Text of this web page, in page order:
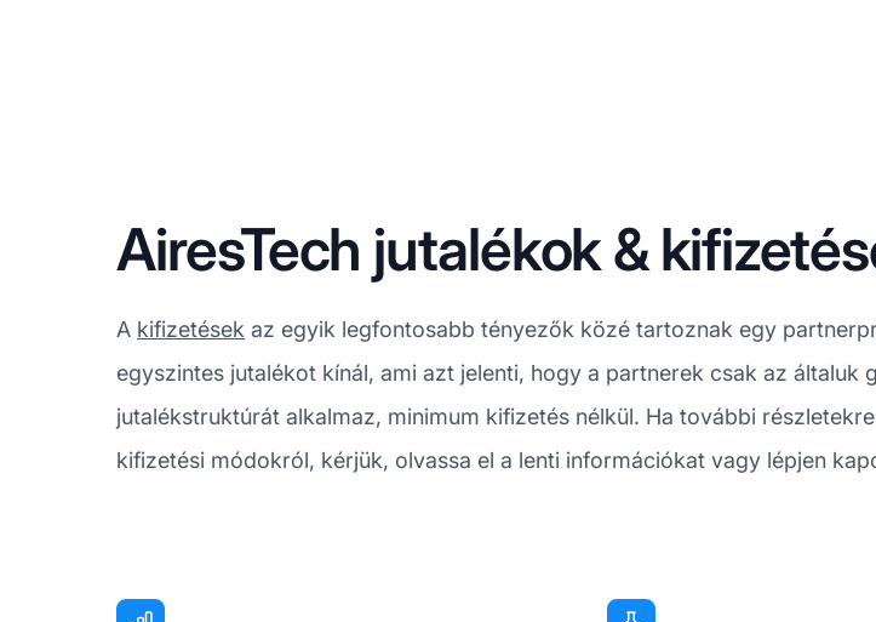
AiresTech jutalékok &
A kifizetések az egyik legfontosabb tényezők közé tartoznak egy
egyszintes jutalékot kínál, ami azt jelenti, hogy a partnerek csak az
jutalékstruktúrát alkalmaz, minimum kifizetés nélkül. Ha további
kifizetési módokról, kérjük, olvassa el a lenti információkat vagy lépjen